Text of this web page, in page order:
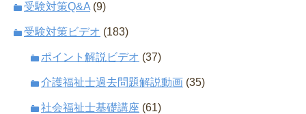
受験対策Q&A (9)
受験対策ビデオ (183)
ポイント解説ビデオ (37)
介護福祉士過去問題解説動画 (35)
社会福祉士基礎講座 (61)